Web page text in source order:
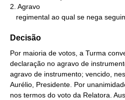
2. Agravo
regimental ao qual se nega
Decisão
Por maioria de votos, a Turma
declaração no agravo de
agravo de instrumento; vencido,
Aurélio, Presidente. Por
nos termos do voto da Relatora.